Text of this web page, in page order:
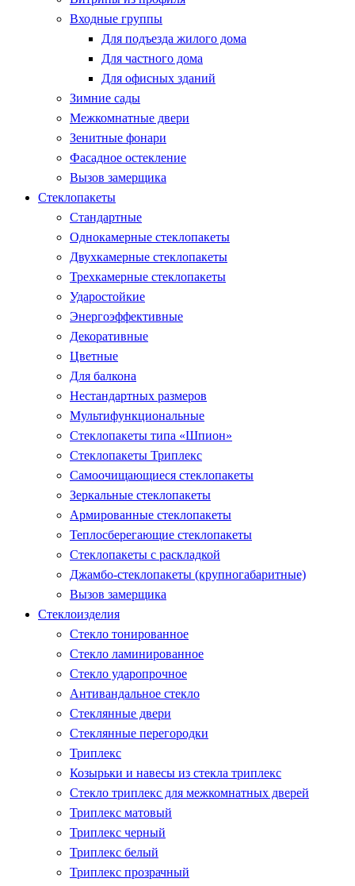
Входные группы
Для подъезда жилого дома
Для частного дома
Для офисных зданий
Зимние сады
Межкомнатные двери
Зенитные фонари
Фасадное остекление
Вызов замерщика
Стеклопакеты
Стандартные
Однокамерные стеклопакеты
Двухкамерные стеклопакеты
Трехкамерные стеклопакеты
Ударостойкие
Энергоэффективные
Декоративные
Цветные
Для балкона
Нестандартных размеров
Мультифункциональные
Стеклопакеты типа «Шпион»
Стеклопакеты Триплекс
Самоочищающиеся стеклопакеты
Зеркальные стеклопакеты
Армированные стеклопакеты
Теплосберегающие стеклопакеты
Стеклопакеты с раскладкой
Джамбо-стеклопакеты (крупногабаритные)
Вызов замерщика
Стеклоизделия
Стекло тонированное
Стекло ламинированное
Стекло ударопрочное
Антивандальное стекло
Стеклянные двери
Стеклянные перегородки
Триплекс
Козырьки и навесы из стекла триплекс
Стекло триплекс для межкомнатных дверей
Триплекс матовый
Триплекс черный
Триплекс белый
Триплекс прозрачный